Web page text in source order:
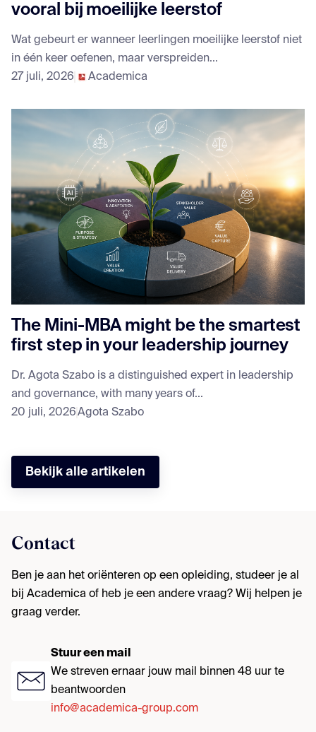
vooral bij moeilijke leerstof
Wat gebeurt er wanneer leerlingen moeilijke leerstof niet
in één keer oefenen, maar verspreiden...
27 juli, 2026
Academica
The Mini-MBA might be the smartest
first step in your leadership journey
Dr. Agota Szabo is a distinguished expert in leadership
and governance, with many years of...
20 juli, 2026Agota Szabo
Bekijk alle artikelen
Contact
Ben je aan het oriënteren op een opleiding, studeer je al
bij Academica of heb je een andere vraag? Wij helpen je
graag verder.
Stuur een mail
We streven ernaar jouw mail binnen 48 uur te
beantwoorden
info@academica-group.com